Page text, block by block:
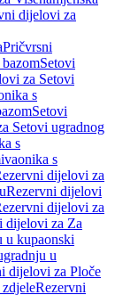
dijelovi za
Pričvrsni
Setovi
za Setovi
s
Setovi
Setovi ugradnog
s
s
dijelovi za
Rezervni dijelovi
dijelovi za
dijelovi za Za
u kupaonski
u
dijelovi za Ploče
Rezervni